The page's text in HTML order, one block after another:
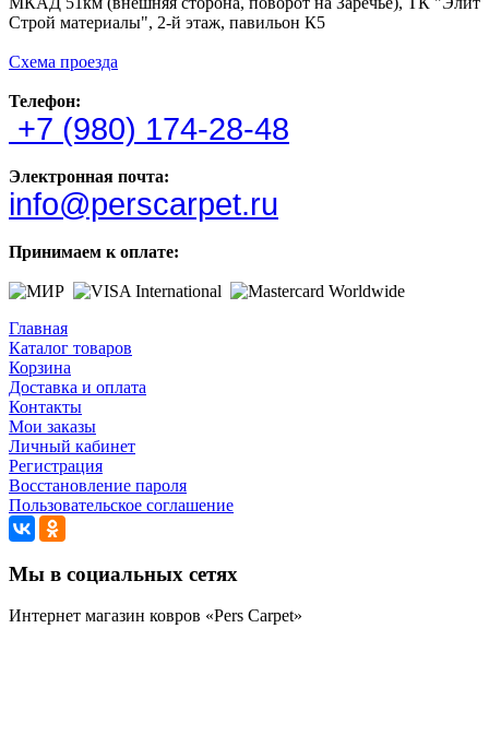
Строй материалы", 2-й этаж, павильон К5
Схема проезда
Телефон:
+7 (980) 174-28-48
Электронная почта:
info@perscarpet.ru
Принимаем к оплате:
Главная
Каталог товаров
Корзина
Доставка и оплата
Контакты
Мои заказы
Личный кабинет
Регистрация
Восстановление пароля
Пользовательское соглашение
Мы в социальных сетях
Интернет магазин ковров «Pers Carpet»